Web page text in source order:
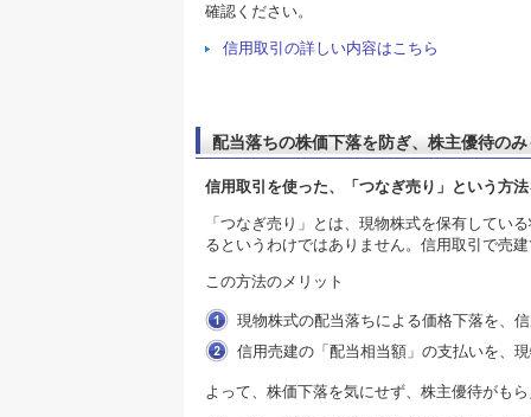
確認ください。
信用取引の詳しい内容はこちら
配当落ちの株価下落を防ぎ、株主優待の
信用取引を使った、「つなぎ売り」という方
「つなぎ売り」とは、現物株式を保有してい
るというわけではありません。信用取引で売
この方法のメリット
現物株式の配当落ちによる価格下落を、
信用売建の「配当相当額」の支払いを、
よって、株価下落を気にせず、株主優待がも